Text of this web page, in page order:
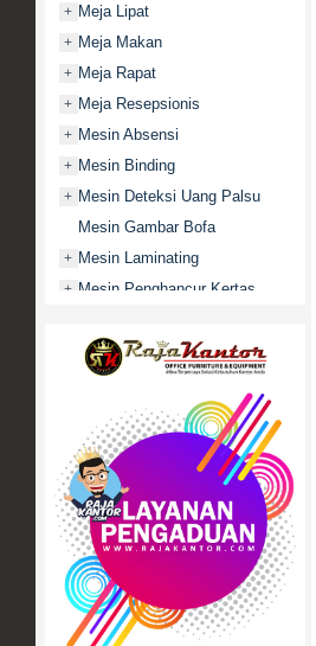
+ Meja Lipat
+ Meja Makan
+ Meja Rapat
+ Meja Resepsionis
+ Mesin Absensi
+ Mesin Binding
+ Mesin Deteksi Uang Palsu
Mesin Gambar Bofa
+ Mesin Laminating
+ Mesin Penghancur Kertas
Mobile File / Roll O Pack
Movitex
Paper Cutter
Partisi Kantor
Promo
+ Rak Serbaguna
+ Ranjang Besi
+ Sofa Kantor
+ Springbed
White Board / Papan Tulis